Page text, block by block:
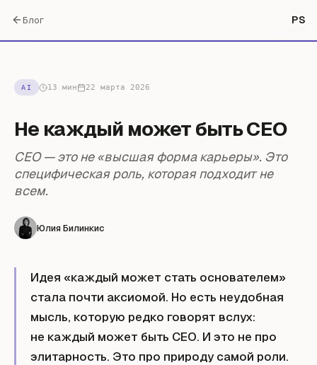
Блог PS
AI 13 мин 22 марта 2026
Не каждый может быть CEO
CEO — это не «высшая форма карьеры». Это
специфическая роль, которая подходит не
всем.
Юлия Билинкис
Идея «каждый может стать основателем»
стала почти аксиомой. Но есть неудобная
мысль, которую редко говорят вслух:
не каждый может быть CEO. И это не про
элитарность. Это про природу самой роли.